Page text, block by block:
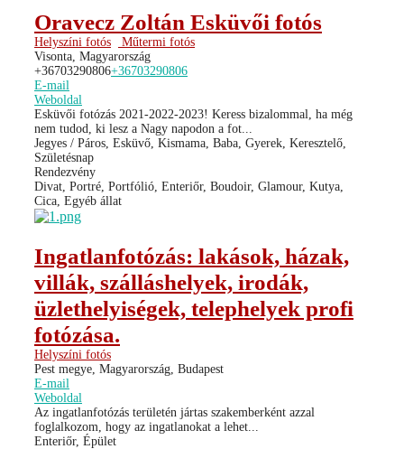
Oravecz Zoltán Esküvői fotós
Helyszíni fotós
Műtermi fotós
Visonta, Magyarország
+36703290806+36703290806
E-mail
Weboldal
Esküvői fotózás 2021-2022-2023! Keress bizalommal, ha még
nem tudod, ki lesz a Nagy napodon a fot...
Jegyes / Páros, Esküvő, Kismama, Baba, Gyerek, Keresztelő,
Születésnap
Rendezvény
Divat, Portré, Portfólió, Enteriőr, Boudoir, Glamour, Kutya,
Cica, Egyéb állat
Ingatlanfotózás: lakások, házak,
villák, szálláshelyek, irodák,
üzlethelyiségek, telephelyek profi
fotózása.
Helyszíni fotós
Pest megye, Magyarország, Budapest
E-mail
Weboldal
Az ingatlanfotózás területén jártas szakemberként azzal
foglalkozom, hogy az ingatlanokat a lehet...
Enteriőr, Épület